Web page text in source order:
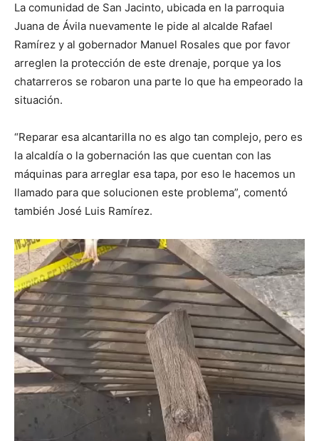
La comunidad de San Jacinto, ubicada en la parroquia
Juana de Ávila nuevamente le pide al alcalde Rafael
Ramírez y al gobernador Manuel Rosales que por favor
arreglen la protección de este drenaje, porque ya los
chatarreros se robaron una parte lo que ha empeorado la
situación.
“Reparar esa alcantarilla no es algo tan complejo, pero es
la alcaldía o la gobernación las que cuentan con las
máquinas para arreglar esa tapa, por eso le hacemos un
llamado para que solucionen este problema”, comentó
también José Luis Ramírez.